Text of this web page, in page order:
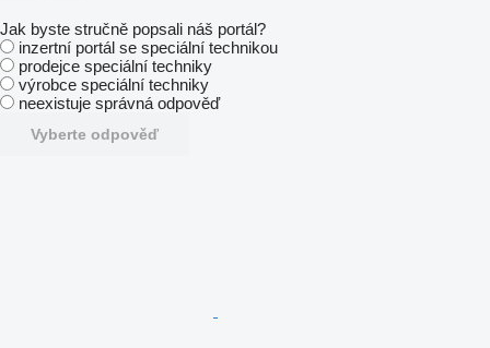
Jak byste stručně popsali náš portál?
inzertní portál se speciální technikou
prodejce speciální techniky
výrobce speciální techniky
neexistuje správná odpověď
Vyberte odpověď